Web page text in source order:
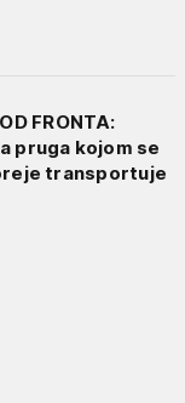
FRONTA:
pruga kojom se
transportuje